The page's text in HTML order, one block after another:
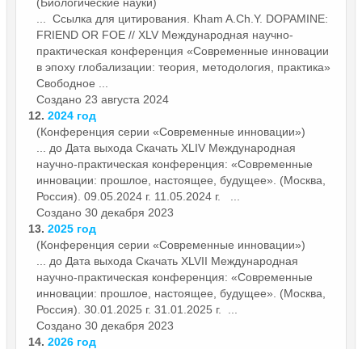
... Ссылка для цитирования. Kham A.Ch.Y. DOPAMINE:
FRIEND OR FOE // XLV Международная научно-
практическая конференция «Современные инновации
в эпоху глобализации: теория, методология, практика»
Свободное ...
Создано 23 августа 2024
12. 2024 год
(Конференция серии «Современные инновации»)
... до Дата выхода Скачать XLIV Международная
научно-практическая конференция: «Современные
инновации: прошлое, настоящее, будущее». (Москва,
Россия). 09.05.2024 г. 11.05.2024 г. ...
Создано 30 декабря 2023
13. 2025 год
(Конференция серии «Современные инновации»)
... до Дата выхода Скачать XLVII Международная
научно-практическая конференция: «Современные
инновации: прошлое, настоящее, будущее». (Москва,
Россия). 30.01.2025 г. 31.01.2025 г. ...
Создано 30 декабря 2023
14. 2026 год